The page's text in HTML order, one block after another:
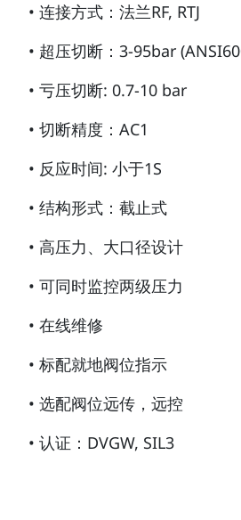
• 连接方式：法兰RF, RTJ
• 超压切断：3-95bar
• 亏压切断: 0.7-10 bar
• 切断精度：AC1
• 反应时间: 小于1S
• 结构形式：截止式
• 高压力、大口径设计
• 可同时监控两级压力
• 在线维修
• 标配就地阀位指示
• 选配阀位远传，远控
• 认证：DVGW, SIL3